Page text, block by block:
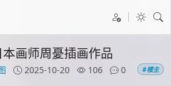
画师周憂插画作品
2025-10-20 106
0
#楼主